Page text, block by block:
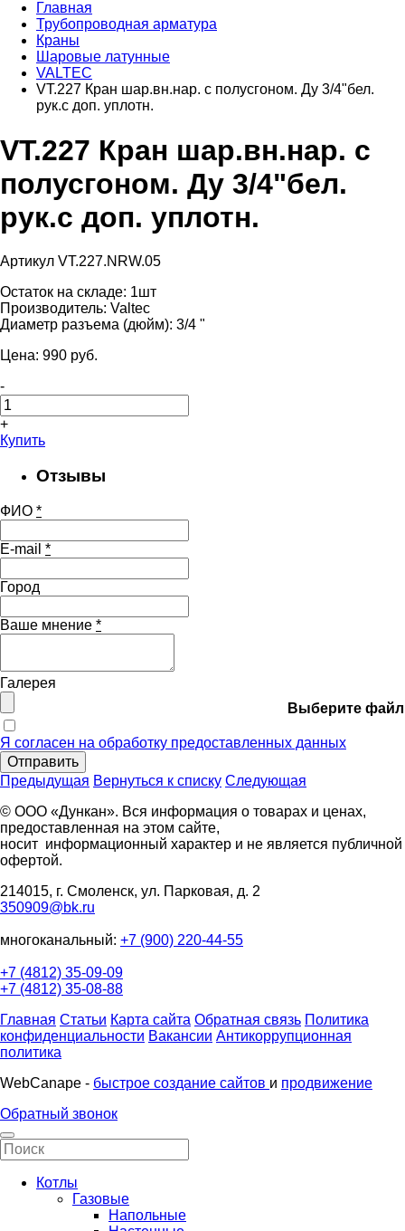
Главная
Трубопроводная арматура
Краны
Шаровые латунные
VALTEC
VT.227 Кран шар.вн.нар. с полусгоном. Ду 3/4"бел.
рук.с доп. уплотн.
VT.227 Кран шар.вн.нар. с
полусгоном. Ду 3/4"бел.
рук.с доп. уплотн.
Артикул VT.227.NRW.05
Остаток на складе: 1шт
Производитель: Valtec
Диаметр разъема (дюйм): 3/4 "
Цена: 990 pуб.
-
+
Купить
Отзывы
ФИО *
E-mail *
Город
Ваше мнение *
Галерея
Выберите файл
Я согласен на обработку предоставленных данных
Отправить
Предыдущая Вернуться к списку Следующая
© ООО «Дункан». Вся информация о товарах и ценах,
предоставленная на этом сайте,
носит информационный характер и не является публичной
офертой.
214015, г. Смоленск, ул. Парковая, д. 2
350909@bk.ru
многоканальный: +7 (900) 220-44-55
+7 (4812) 35-09-09
+7 (4812) 35-08-88
Главная Статьи Карта сайта Обратная связь Политика
конфиденциальности Вакансии Антикоррупционная
политика
WebCanape - быстрое создание сайтов и продвижение
Обратный звонок
Котлы
Газовые
Напольные